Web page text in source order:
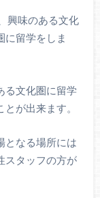
興味のある文化
に留学をしま
る文化圏に留学
が出来ます。
となる場所には
スタッフの方が